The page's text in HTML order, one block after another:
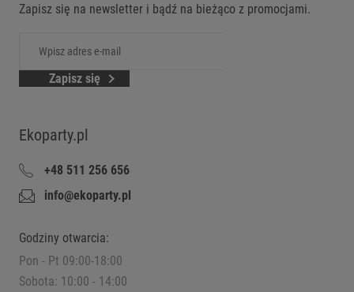
Zapisz się na newsletter i bądź na bieżąco z promocjami.
Zapisz się
Ekoparty.pl
+48 511 256 656
info@ekoparty.pl
Godziny otwarcia:
Pon - Pt 09:00-18:00
Sobota: 10:00 - 14:00